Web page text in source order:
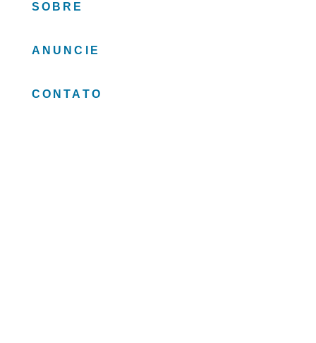
SOBRE
ANUNCIE
CONTATO